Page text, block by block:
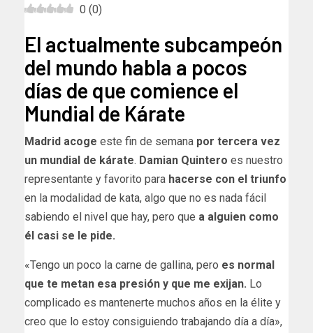
0 (0)
El actualmente subcampeón
del mundo habla a pocos
días de que comience el
Mundial de Kárate
Madrid acoge este fin de semana por tercera vez
un mundial de kárate. Damian Quintero es nuestro
representante y favorito para hacerse con el triunfo
en la modalidad de kata, algo que no es nada fácil
sabiendo el nivel que hay, pero que a alguien como
él casi se le pide.
«Tengo un poco la carne de gallina, pero es normal
que te metan esa presión y que me exijan. Lo
complicado es mantenerte muchos años en la élite y
creo que lo estoy consiguiendo trabajando día a día»,